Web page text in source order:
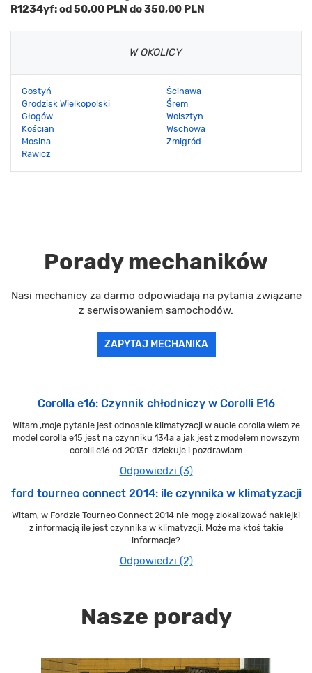
R1234yf: od 50,00 PLN do 350,00 PLN
W OKOLICY
Gostyń
Grodzisk Wielkopolski
Głogów
Kościan
Mosina
Rawicz
Ścinawa
Śrem
Wolsztyn
Wschowa
Żmigród
Porady mechaników
Nasi mechanicy za darmo odpowiadają na pytania związane
z serwisowaniem samochodów.
ZAPYTAJ MECHANIKA
Corolla e16: Czynnik chłodniczy w Corolli E16
Witam ,moje pytanie jest odnosnie klimatyzacji w aucie corolla wiem ze
model corolla e15 jest na czynniku 134a a jak jest z modelem nowszym
corolli e16 od 2013r .dziekuje i pozdrawiam
Odpowiedzi (3)
ford tourneo connect 2014: ile czynnika w klimatyzacji
Witam, w Fordzie Tourneo Connect 2014 nie mogę zlokalizować naklejki
z informacją ile jest czynnika w klimatyzcji. Może ma ktoś takie
informacje?
Odpowiedzi (2)
Nasze porady